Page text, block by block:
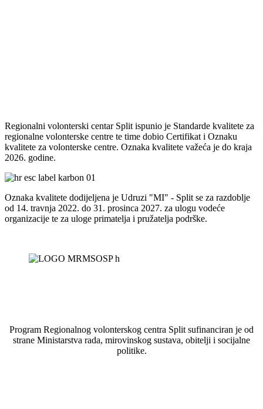
Regionalni volonterski centar Split ispunio je Standarde kvalitete za
regionalne volonterske centre te time dobio Certifikat i Oznaku
kvalitete za volonterske centre. Oznaka kvalitete važeća je do kraja
2026. godine.
Oznaka kvalitete dodijeljena je Udruzi "MI" - Split se za razdoblje
od 14. travnja 2022. do 31. prosinca 2027. za ulogu vodeće
organizacije te za uloge primatelja i pružatelja podrške.
Program Regionalnog volonterskog centra Split sufinanciran je od
strane Ministarstva rada, mirovinskog sustava, obitelji i socijalne
politike.